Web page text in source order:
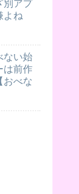
別アプ
よね
ない始
は前作
おべな